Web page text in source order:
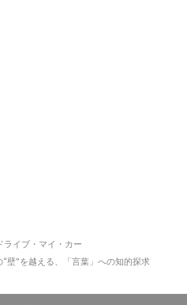
ドライブ・マイ・カー
“壁”を越える、「言葉」への知的探求